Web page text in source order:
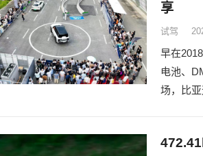
享
试驾
早在
电池、
场，比